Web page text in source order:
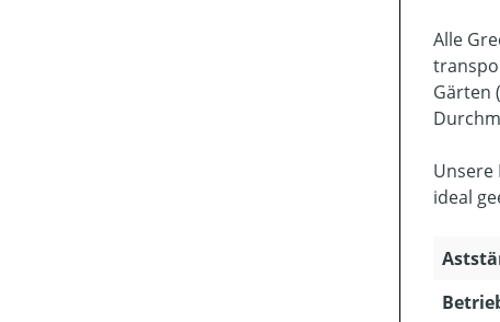
Alle
Gärten
Unsere
ideal